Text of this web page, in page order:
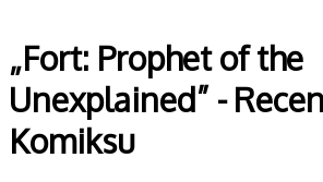
„Fort: Prophet of the
Unexplained” -
Komiksu